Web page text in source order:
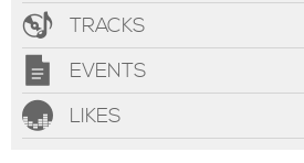
TRACKS
EVENTS
LIKES